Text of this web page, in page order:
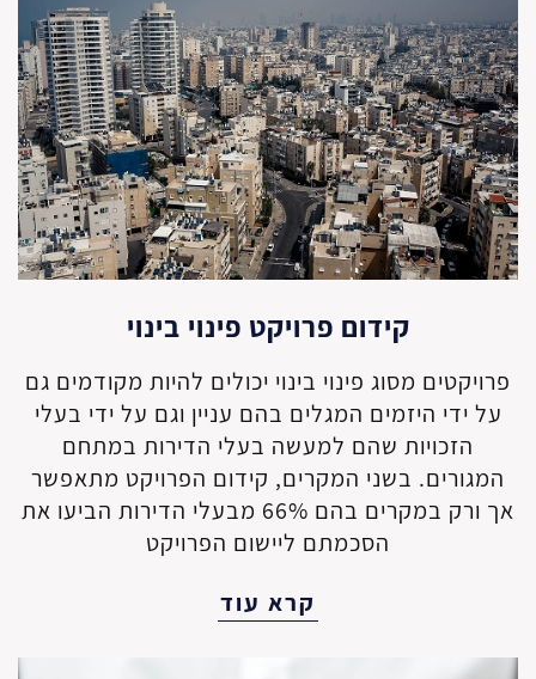
קידום פרויקט פינוי בינוי
פרויקטים מסוג פינוי בינוי יכולים להיות מקודמים גם
על ידי היזמים המגלים בהם עניין וגם על ידי בעלי
הזכויות שהם למעשה בעלי הדירות במתחם
המגורים. בשני המקרים, קידום הפרויקט מתאפשר
אך ורק במקרים בהם 66% מבעלי הדירות הביעו את
הסכמתם ליישום הפרויקט
קרא עוד